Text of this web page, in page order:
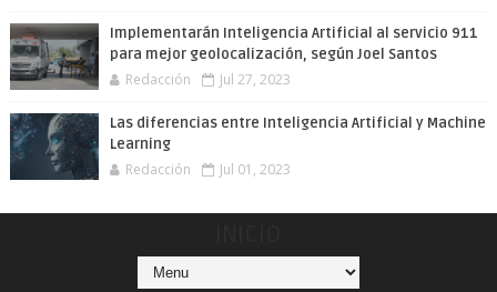
Implementarán Inteligencia Artificial al servicio 911
para mejor geolocalización, según Joel Santos
Redacción Jul 27, 2023
Las diferencias entre Inteligencia Artificial y Machine
Learning
Redacción Jul 01, 2023